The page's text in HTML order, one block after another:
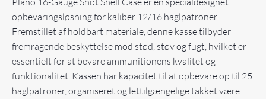
opbevaringsløsning for kaliber 12/16 haglpatroner.
Fremstillet af holdbart materiale, denne kasse tilbyder
fremragende beskyttelse mod stød, støv og fugt, hvilket er
essentielt for at bevare ammunitionens kvalitet og
funktionalitet. Kassen har kapacitet til at opbevare op til 25
haglpatroner, organiseret og lettilgængelige takket være